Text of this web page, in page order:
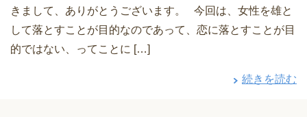
きまして、ありがとうございます。 今回は、女性を雄と
して落とすことが目的なのであって、恋に落とすことが目
的ではない、ってことに […]
続きを読む